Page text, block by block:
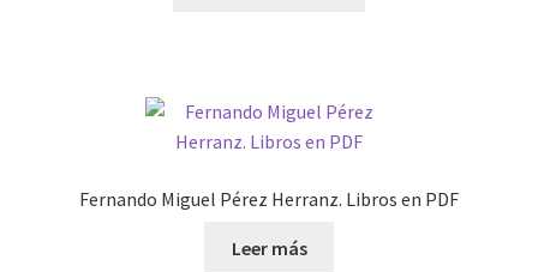
Fernando Miguel Pérez Herranz. Libros en PDF
Leer más